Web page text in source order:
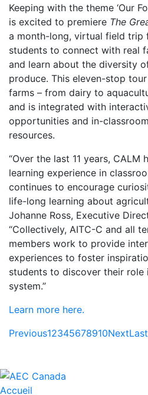
Keeping with the theme ‘Our
is excited to premiere The
a month-long, virtual field trip
students to connect with real
and learn about the diversity
produce. This eleven-stop
farms – from dairy to
and is integrated with
opportunities and in-
resources.
“Over the last 11 years, CALM
learning experience in
continues to encourage
life-long learning about
Johanne Ross, Executive
“Collectively, AITC-C and all
members work to provide
experiences to foster
students to discover their
system.”
Learn more here.
Previous12345678910NextLast
Accueil